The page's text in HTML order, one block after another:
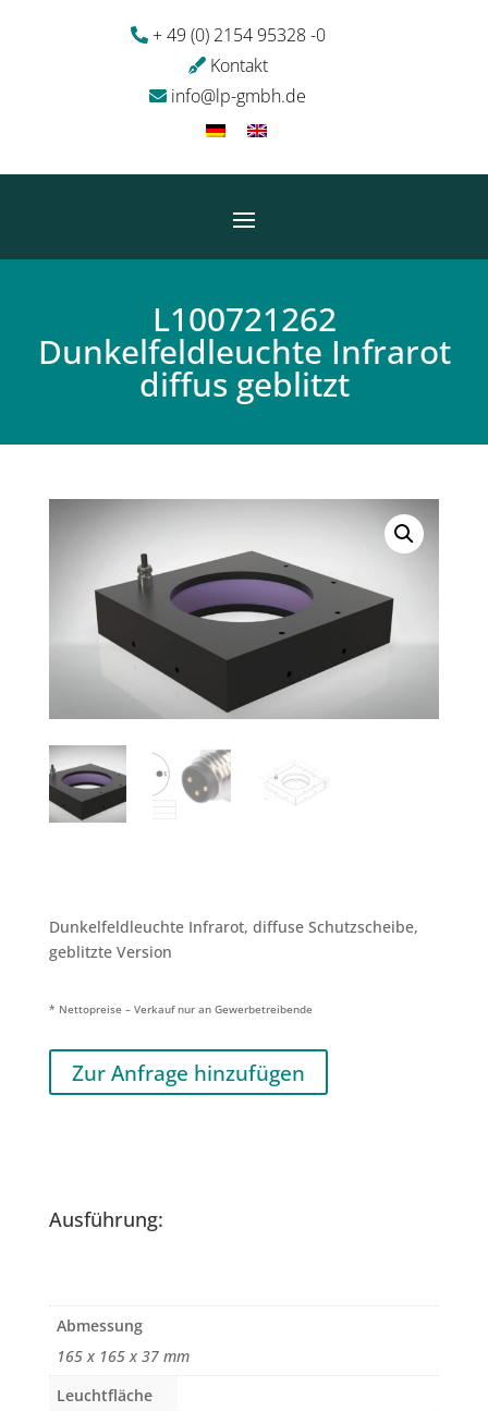
+ 49 (0) 2154 95328 -0
Kontakt
info@lp-gmbh.de
L100721262
Dunkelfeldleuchte Infrarot
diffus geblitzt
Dunkelfeldleuchte Infrarot, diffuse Schutzscheibe,
geblitzte Version
* Nettopreise – Verkauf nur an Gewerbetreibende
Zur Anfrage hinzufügen
Ausführung:
Abmessung
165 x 165 x 37 mm
Leuchtfläche